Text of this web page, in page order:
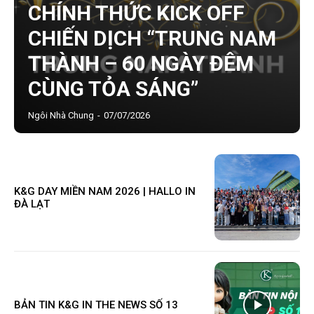
CHÍNH THỨC KICK OFF
CHIẾN DỊCH “TRUNG NAM
THÀNH – 60 NGÀY ĐÊM
CÙNG TỎA SÁNG”
Ngôi Nhà Chung - 07/07/2026
K&G DAY MIỀN NAM 2026 | HALLO IN
ĐÀ LẠT
BẢN TIN K&G IN THE NEWS SỐ 13